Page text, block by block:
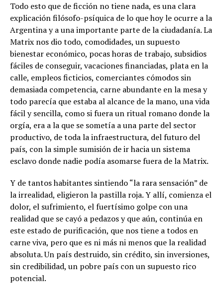
Todo esto que de ficción no tiene nada, es una clara
explicación filósofo-psíquica de lo que hoy le ocurre a la
Argentina y a una importante parte de la ciudadanía. La
Matrix nos dio todo, comodidades, un supuesto
bienestar económico, pocas horas de trabajo, subsidios
fáciles de conseguir, vacaciones financiadas, plata en la
calle, empleos ficticios, comerciantes cómodos sin
demasiada competencia, carne abundante en la mesa y
todo parecía que estaba al alcance de la mano, una vida
fácil y sencilla, como si fuera un ritual romano donde la
orgía, era a la que se sometía a una parte del sector
productivo, de toda la infraestructura, del futuro del
país, con la simple sumisión de ir hacia un sistema
esclavo donde nadie podía asomarse fuera de la Matrix.
Y de tantos habitantes sintiendo “la rara sensación” de
la irrealidad, eligieron la pastilla roja. Y allí, comienza el
dolor, el sufrimiento, el fuertísimo golpe con una
realidad que se cayó a pedazos y que aún, continúa en
este estado de purificación, que nos tiene a todos en
carne viva, pero que es ni más ni menos que la realidad
absoluta. Un país destruido, sin crédito, sin inversiones,
sin credibilidad, un pobre país con un supuesto rico
potencial.